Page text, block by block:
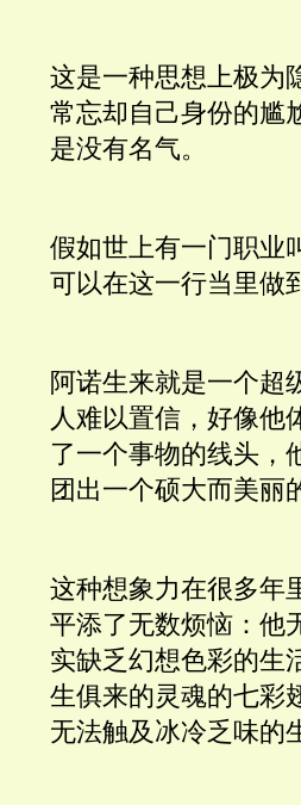
这是一种思想上极为
常忘却自己身份的
是没有名气。
假如世上有一门职业
可以在这一行当里做
阿诺生来就是一个超
人难以置信，好像他
了一个事物的线头，
团出一个硕大而美丽
这种想象力在很多年
平添了无数烦恼：他
实缺乏幻想色彩的生
生俱来的灵魂的七彩
无法触及冰冷乏味的